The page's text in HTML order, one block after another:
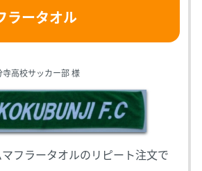
ラータオル
高校サッカー部 様
フラータオルのリピート注文で